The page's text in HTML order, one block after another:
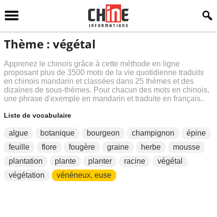
Thème : végétal
Apprenez le chinois grâce à cette méthode en ligne
proposant plus de 3500 mots de la vie quotidienne traduits
en chinois mandarin et classées dans 25 thèmes et des
dizaines de sous-thèmes. Pour chacun des mots en chinois,
une phrase d'exemple en mandarin et traduite en français..
Liste de vocabulaire
algue botanique bourgeon champignon
épine
feuille
flore fougère graine herbe
mousse
plantation
plante planter racine
végétal
végétation
vénéneux, euse